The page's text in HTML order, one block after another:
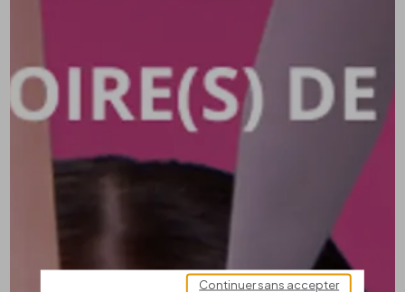
Continuer sans accepter